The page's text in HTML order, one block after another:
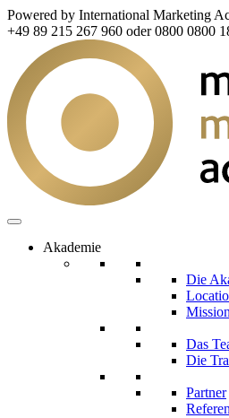
Powered by International Marketing
+49 89 215 267 960 oder 0800 0800
Akademie
Die
Mission
Das
Die
Partner